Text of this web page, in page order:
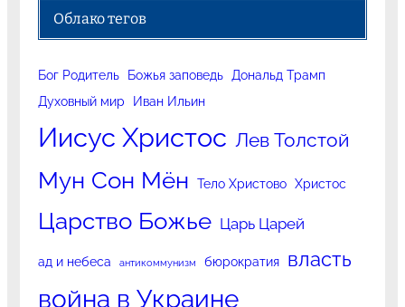
Облако тегов
Бог Родитель Божья заповедь
Дональд Трамп
Духовный мир
Иван Ильин
Иисус Христос Лев Толстой
Мун Сон Мён Тело Христово Христос
Царство Божье Царь Царей
ад и небеса антикоммунизм бюрократия власть
война в Украине